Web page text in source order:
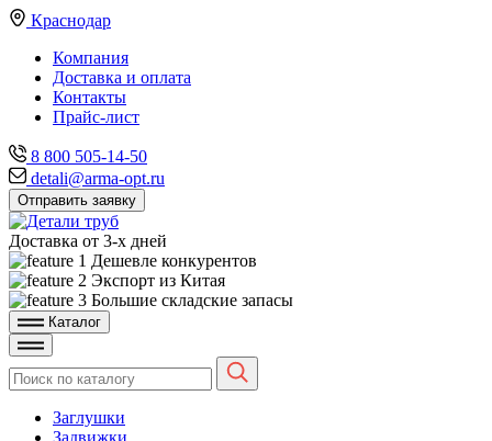
Краснодар
Компания
Доставка и оплата
Контакты
Прайс-лист
8 800 505-14-50
detali@arma-opt.ru
Отправить заявку
Доставка от 3-х дней
Дешевле конкурентов
Экспорт из Китая
Большие складские запасы
Каталог
Заглушки
Задвижки